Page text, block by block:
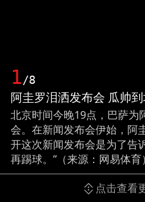
1/8
阿圭罗泪洒发布会 瓜帅
北京时间今晚19点，巴萨为
会。在新闻发布会伊始，阿
开这次新闻发布会是为了告
再踢球。”（来源：网易体育）
点击查看